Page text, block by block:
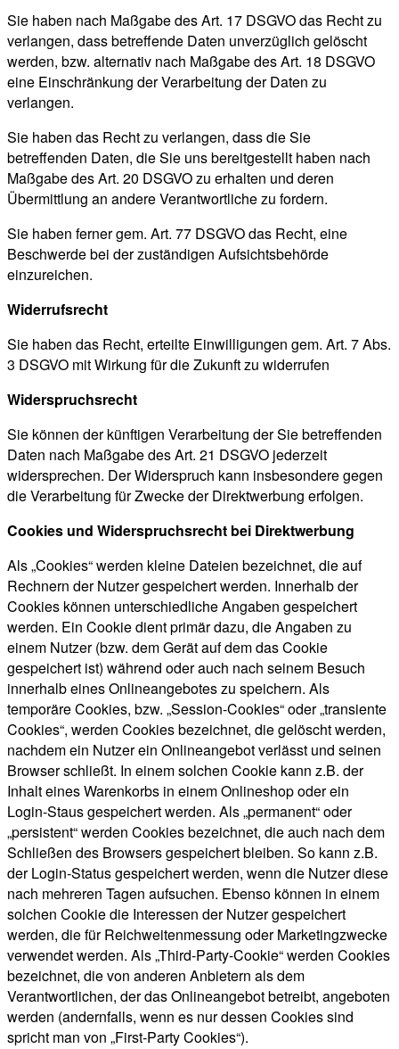
Sie haben nach Maßgabe des Art. 17 DSGVO das Recht zu
verlangen, dass betreffende Daten unverzüglich gelöscht
werden, bzw. alternativ nach Maßgabe des Art. 18 DSGVO
eine Einschränkung der Verarbeitung der Daten zu
verlangen.
Sie haben das Recht zu verlangen, dass die Sie
betreffenden Daten, die Sie uns bereitgestellt haben nach
Maßgabe des Art. 20 DSGVO zu erhalten und deren
Übermittlung an andere Verantwortliche zu fordern.
Sie haben ferner gem. Art. 77 DSGVO das Recht, eine
Beschwerde bei der zuständigen Aufsichtsbehörde
einzureichen.
Widerrufsrecht
Sie haben das Recht, erteilte Einwilligungen gem. Art. 7 Abs.
3 DSGVO mit Wirkung für die Zukunft zu widerrufen
Widerspruchsrecht
Sie können der künftigen Verarbeitung der Sie betreffenden
Daten nach Maßgabe des Art. 21 DSGVO jederzeit
widersprechen. Der Widerspruch kann insbesondere gegen
die Verarbeitung für Zwecke der Direktwerbung erfolgen.
Cookies und Widerspruchsrecht bei Direktwerbung
Als „Cookies“ werden kleine Dateien bezeichnet, die auf
Rechnern der Nutzer gespeichert werden. Innerhalb der
Cookies können unterschiedliche Angaben gespeichert
werden. Ein Cookie dient primär dazu, die Angaben zu
einem Nutzer (bzw. dem Gerät auf dem das Cookie
gespeichert ist) während oder auch nach seinem Besuch
innerhalb eines Onlineangebotes zu speichern. Als
temporäre Cookies, bzw. „Session-Cookies“ oder „transiente
Cookies“, werden Cookies bezeichnet, die gelöscht werden,
nachdem ein Nutzer ein Onlineangebot verlässt und seinen
Browser schließt. In einem solchen Cookie kann z.B. der
Inhalt eines Warenkorbs in einem Onlineshop oder ein
Login-Staus gespeichert werden. Als „permanent“ oder
„persistent“ werden Cookies bezeichnet, die auch nach dem
Schließen des Browsers gespeichert bleiben. So kann z.B.
der Login-Status gespeichert werden, wenn die Nutzer diese
nach mehreren Tagen aufsuchen. Ebenso können in einem
solchen Cookie die Interessen der Nutzer gespeichert
werden, die für Reichweitenmessung oder Marketingzwecke
verwendet werden. Als „Third-Party-Cookie“ werden Cookies
bezeichnet, die von anderen Anbietern als dem
Verantwortlichen, der das Onlineangebot betreibt, angeboten
werden (andernfalls, wenn es nur dessen Cookies sind
spricht man von „First-Party Cookies“).